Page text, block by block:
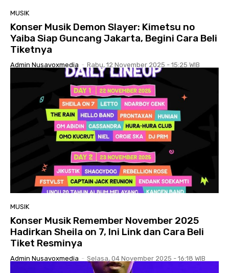
MUSIK
Konser Musik Demon Slayer: Kimetsu no
Yaiba Siap Guncang Jakarta, Begini Cara Beli
Tiketnya
Admin Nusavoxmedia - Rabu, 12 November 2025 - 15:25 WIB
MUSIK
Konser Musik Remember November 2025
Hadirkan Sheila on 7, Ini Link dan Cara Beli
Tiket Resminya
Admin Nusavoxmedia - Selasa, 04 November 2025 - 16:18 WIB